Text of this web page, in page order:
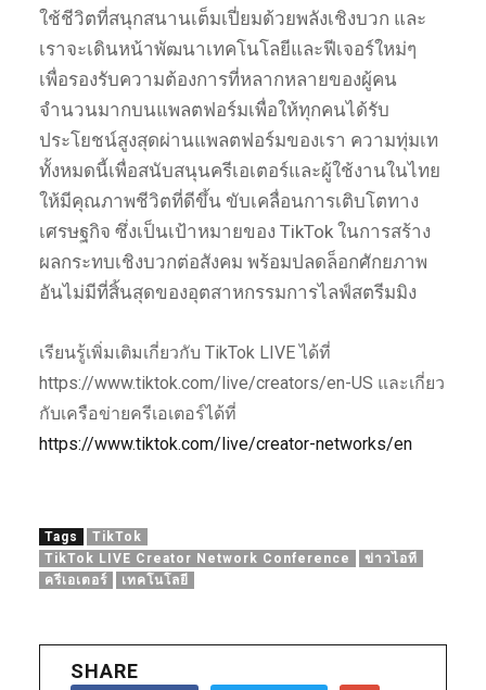
ใช้ชีวิตที่สนุกสนานเต็มเปี่ยมด้วยพลังเชิงบวก และ
เราจะเดินหน้าพัฒนาเทคโนโลยีและฟีเจอร์ใหม่ๆ
เพื่อรองรับความต้องการที่หลากหลายของผู้คน
จำนวนมากบนแพลตฟอร์มเพื่อให้ทุกคนได้รับ
ประโยชน์สูงสุดผ่านแพลตฟอร์มของเรา ความทุ่มเท
ทั้งหมดนี้เพื่อสนับสนุนครีเอเตอร์และผู้ใช้งานในไทย
ให้มีคุณภาพชีวิตที่ดีขึ้น ขับเคลื่อนการเติบโตทาง
เศรษฐกิจ ซึ่งเป็นเป้าหมายของ TikTok ในการสร้าง
ผลกระทบเชิงบวกต่อสังคม พร้อมปลดล็อกศักยภาพ
อันไม่มีที่สิ้นสุดของอุตสาหกรรมการไลฟ์สตรีมมิง
เรียนรู้เพิ่มเติมเกี่ยวกับ TikTok LIVE ได้ที่
https://www.tiktok.com/live/creators/en-US และเกี่ยว
กับเครือข่ายครีเอเตอร์ได้ที่
https://www.tiktok.com/live/creator-networks/en
Tags
TikTok
TikTok LIVE Creator Network Conference
ข่าวไอที
ครีเอเตอร์
เทคโนโลยี
SHARE